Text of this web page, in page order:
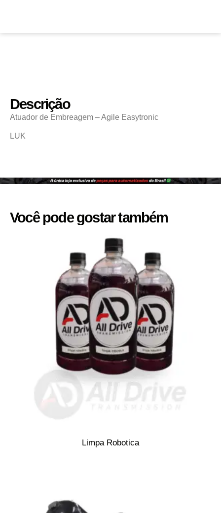
Descrição
Atuador de Embreagem – Agile Easytronic
LUK
Você pode gostar também
Limpa Robotica